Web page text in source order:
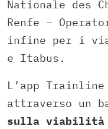
Nationale des
Renfe –
infine per i
e Itabus.
L’app
attraverso un
sulla viabilità